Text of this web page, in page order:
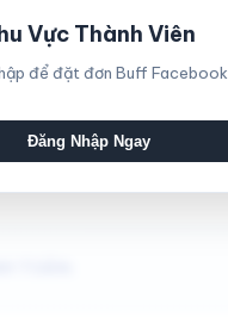
Vực Thành Viên
để đặt đơn Buff Facebook.
Đăng Nhập Ngay
(Công khai):